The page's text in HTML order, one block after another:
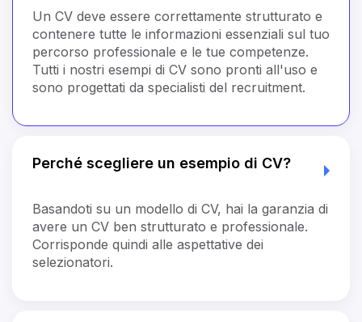
Un CV deve essere correttamente strutturato e
contenere tutte le informazioni essenziali sul tuo
percorso professionale e le tue competenze.
Tutti i nostri esempi di CV sono pronti all'uso e
sono progettati da specialisti del recruitment.
Perché scegliere un esempio di CV?
Basandoti su un modello di CV, hai la garanzia di
avere un CV ben strutturato e professionale.
Corrisponde quindi alle aspettative dei
selezionatori.